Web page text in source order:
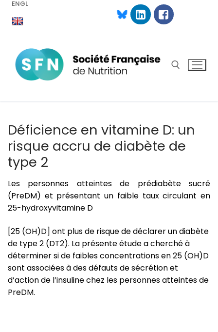
AllerENGL
Déficience en vitamine D: un
risque accru de diabète de
type 2
Les personnes atteintes de prédiabète sucré
(PreDM) et présentant un faible taux circulant en
25-hydroxyvitamine D
[25 (OH)D] ont plus de risque de déclarer un diabète
de type 2 (DT2). La présente étude a cherché à
déterminer si de faibles concentrations en 25 (OH)D
sont associées à des défauts de sécrétion et
d’action de l’insuline chez les personnes atteintes de
PreDM.